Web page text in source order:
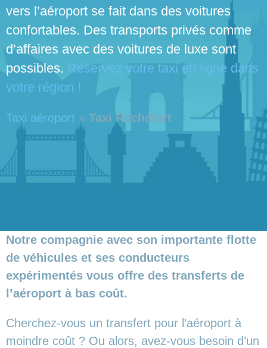
vers l’aéroport se fait dans des voitures
confortables. Des transports privés comme
d’affaires avec des voitures de luxe sont
possibles. Réservez votre taxi en ligne dans
votre région !
Taxi aéroport » Taxi Rochefort
Notre compagnie avec son importante flotte
de véhicules et ses conducteurs
expérimentés vous offre des transferts de
l’aéroport à bas coût.
Cherchez-vous un transfert pour l’aéroport à
moindre coût ? Ou alors, avez-vous besoin d’un